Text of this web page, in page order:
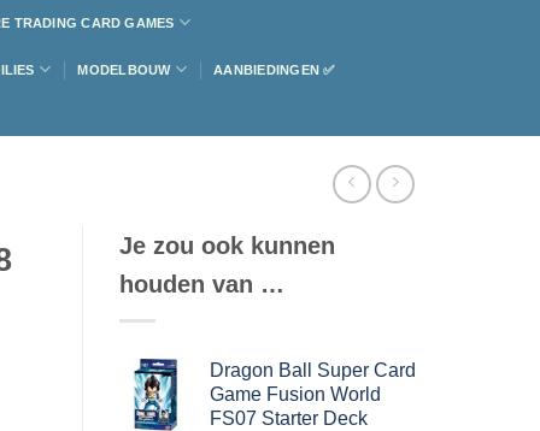
TRADING CARD GAMES
MODELBOUW AANBIEDINGEN ✅
Je zou ook kunnen
houden van …
Dragon Ball Super Card
Game Fusion World
FS07 Starter Deck